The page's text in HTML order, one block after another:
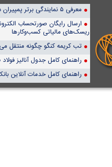
معرفی ۵ نمایندگی برتر پمپیران در ایران
ارسال رایگان صورتحساب
ریسک‌های مالیاتی کسب‌وکارها
تب کریمه کنگو چگونه منتقل
راهنمای کامل جدول آنالیز فولاد MO40
راهنمای کامل خدمات آنلاین